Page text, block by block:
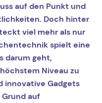
auf den Punkt und
Doch hinter
viel mehr als nur
spielt eine
darum geht,
Niveau zu
innovative Gadgets
auf